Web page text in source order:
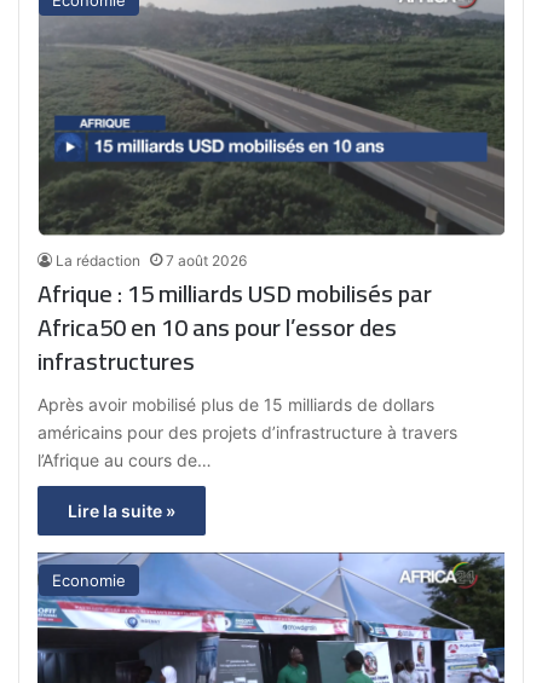
La rédaction 7 août 2026
Afrique : 15 milliards USD mobilisés par
Africa50 en 10 ans pour l’essor des
infrastructures
Après avoir mobilisé plus de 15 milliards de dollars
américains pour des projets d’infrastructure à travers
l’Afrique au cours de…
Lire la suite »
Economie